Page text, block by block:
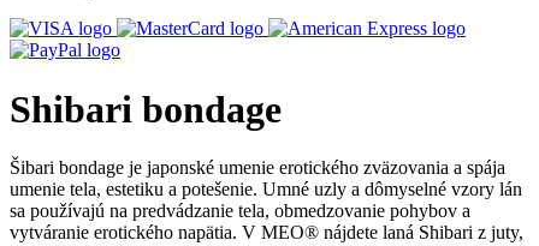
Shibari bondage
Šibari bondage je japonské umenie erotického zväzovania a spája
umenie tela, estetiku a potešenie. Umné uzly a dômyselné vzory lán
sa používajú na predvádzanie tela, obmedzovanie pohybov a
vytváranie erotického napätia. V MEO® nájdete laná Shibari z juty,